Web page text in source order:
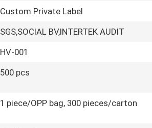
Custom Private Label
SGS,SOCIAL BV,INTERTEK AUDIT
HV-001
500 pcs
1 piece/OPP bag, 300 pieces/carton